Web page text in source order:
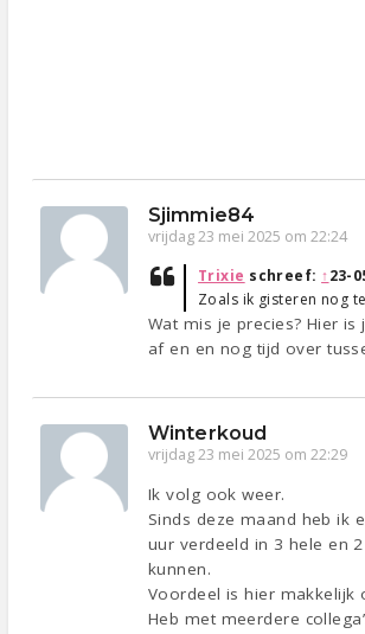
Sjimmie84
vrijdag 23 mei 2025 om 22:24
Trixie schreef: ↑23-
Zoals ik gisteren nog
Wat mis je precies? Hier
af en en nog tijd over
Winterkoud
vrijdag 23 mei 2025 om 22:29
Ik volg ook weer.
Sinds deze maand heb ik
uur verdeeld in 3 hele en
kunnen.
Voordeel is hier makkelijk
Heb met meerdere